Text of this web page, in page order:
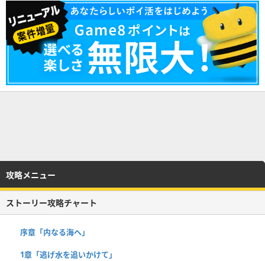
攻略メニュー
ストーリー攻略チャート
序章「内なる海へ」
1章「逃げ水を追いかけて」